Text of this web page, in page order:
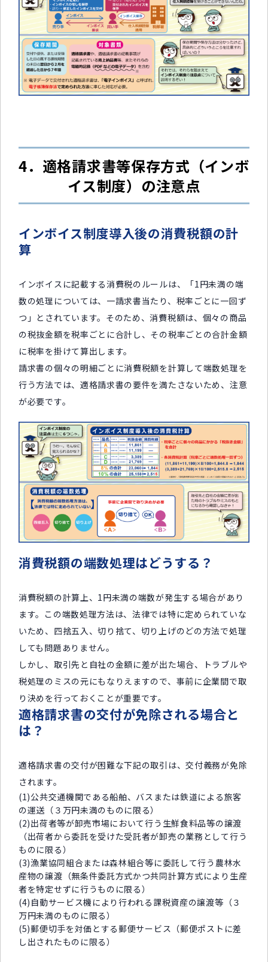
4．適格請求書等保存方式（インボ
イス制度）の注意点
インボイス制度導入後の消費税額の計
算
インボイスに記載する消費税のルールは、「1円未満の端
数の処理については、一請求書当たり、税率ごとに一回ず
つ」とされています。そのため、消費税額は、個々の商品
の税抜金額を税率ごとに合計し、その税率ごとの合計金額
に税率を掛けて算出します。
請求書の個々の明細ごとに消費税額を計算して端数処理を
行う方法では、適格請求書の要件を満たさないため、注意
が必要です。
消費税額の端数処理はどうする？
消費税額の計算上、1円未満の端数が発生する場合があり
ます。この端数処理方法は、法律では特に定められていな
いため、四捨五入、切り捨て、切り上げのどの方法で処理
しても問題ありません。
しかし、取引先と自社の金額に差が出た場合、トラブルや
税処理のミスの元にもなりえますので、事前に企業間で取
り決めを行っておくことが重要です。
適格請求書の交付が免除される場合と
は？
適格請求書の交付が困難な下記の取引は、交付義務が免除
されます。
(1)公共交通機関である船舶、バスまたは鉄道による旅客
の運送（３万円未満のものに限る）
(2)出荷者等が卸売市場において行う生鮮食料品等の譲渡
（出荷者から委託を受けた受託者が卸売の業務として行う
ものに限る）
(3)漁業協同組合または森林組合等に委託して行う農林水
産物の譲渡（無条件委託方式かつ共同計算方式により生産
者を特定せずに行うものに限る）
(4)自動サービス機により行われる課税資産の譲渡等（３
万円未満のものに限る）
(5)郵便切手を対価とする郵便サービス（郵便ポストに差
し出されたものに限る）